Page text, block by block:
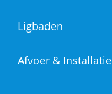
Ligbaden
Afvoer & Installatie